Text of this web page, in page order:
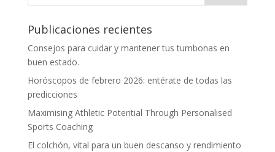
Publicaciones recientes
Consejos para cuidar y mantener tus tumbonas en
buen estado.
Horóscopos de febrero 2026: entérate de todas las
predicciones
Maximising Athletic Potential Through Personalised
Sports Coaching
El colchón, vital para un buen descanso y rendimiento